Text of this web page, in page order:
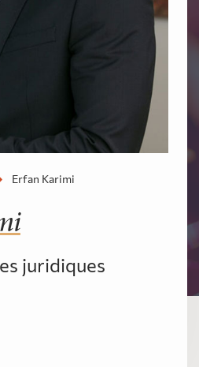
Erfan Karimi
juridiques